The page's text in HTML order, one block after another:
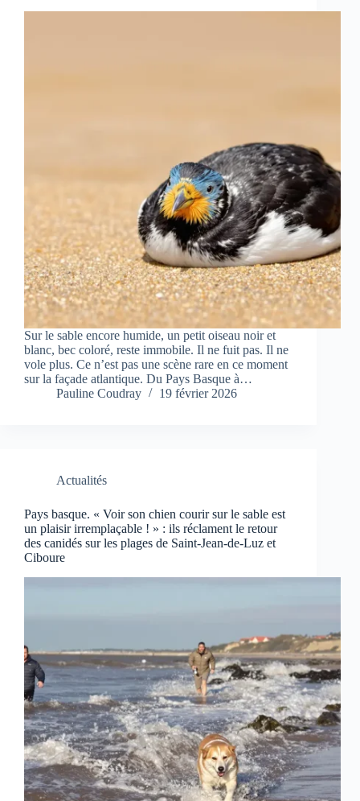
Sur le sable encore humide, un petit oiseau noir et
blanc, bec coloré, reste immobile. Il ne fuit pas. Il ne
vole plus. Ce n’est pas une scène rare en ce moment
sur la façade atlantique. Du Pays Basque à…
Pauline Coudray
19 février 2026
Actualités
Pays basque. « Voir son chien courir sur le sable est
un plaisir irremplaçable ! » : ils réclament le retour
des canidés sur les plages de Saint-Jean-de-Luz et
Ciboure